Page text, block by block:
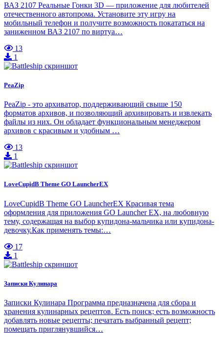
ВАЗ 2107 Реальные Гонки 3D — приложение для любителей
отечественного автопрома. Установите эту игру на
мобильный телефон и получите возможность покататься на
заниженном ВАЗ 2107 по виртуа…
13
1
PeaZip
PeaZip - это архиватор, поддерживающий свыше 150
форматов архивов, и позволяющий архивировать и извлекать
файлы из них. Он обладает функциональным менеджером
архивов с красивым и удобным …
13
1
LoveCupidB Theme GO LauncherEX
LoveCupidB Theme GO LauncherEX Красивая тема
оформления для приложения GO Launcher EX, на любовную
тему, содержащая на выбор купидона-мальчика или купидона-
девочку.Как применять темы:…
17
1
Записки Кулинара
Записки Кулинара Программа предназначена для сбора и
хранения кулинарных рецептов. Есть поиск; есть возможность
добавлять новые рецепты; печатать выбранный рецепт;
помещать приглянувшийся…